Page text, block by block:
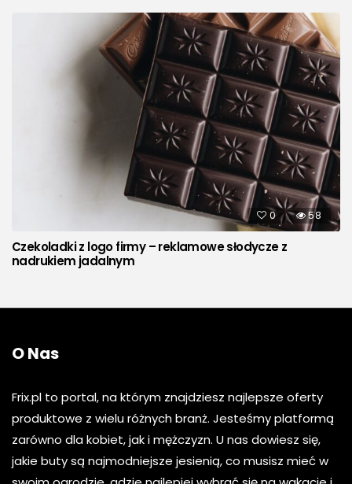
0 58
Czekoladki z logo firmy – reklamowe słodycze z
nadrukiem jadalnym
O Nas
Frix.pl to portal, na którym znajdziesz najlepsze oferty
produktowe z wielu różnych branż. Jesteśmy platformą
zarówno dla kobiet, jak i mężczyzn. U nas dowiesz się,
jakie buty są najmodniejsze jesienią, co musisz mieć w